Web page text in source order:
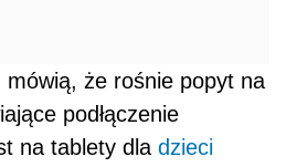
mówią, że rośnie popyt na
podłączenie
na tablety dla dzieci